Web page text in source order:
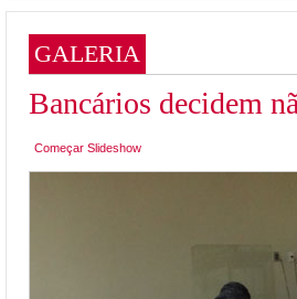
GALERIA
Bancários decidem
Começar Slideshow